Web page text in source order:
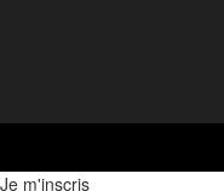
Je m'inscris